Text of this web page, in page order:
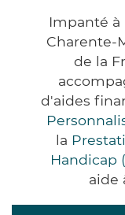
Impanté
Charente-
de la
d'aides
la
Handicap
aide